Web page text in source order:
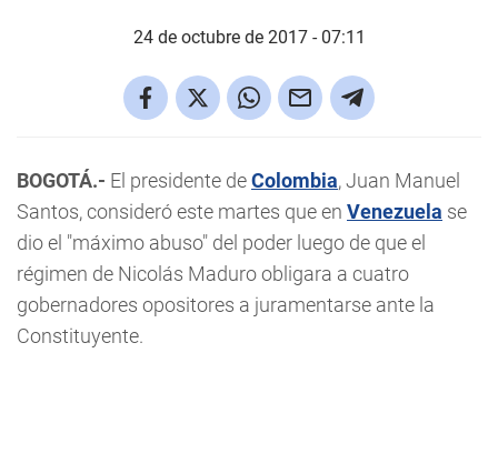
24 de octubre de 2017 - 07:11
BOGOTÁ.- El presidente deColombia, Juan Manuel
Santos, consideró este martes que en Venezuela se
dio el "máximo abuso" del poder luego de que el
régimen de Nicolás Maduro obligara a cuatro
gobernadores opositores a juramentarse ante la
Constituyente.